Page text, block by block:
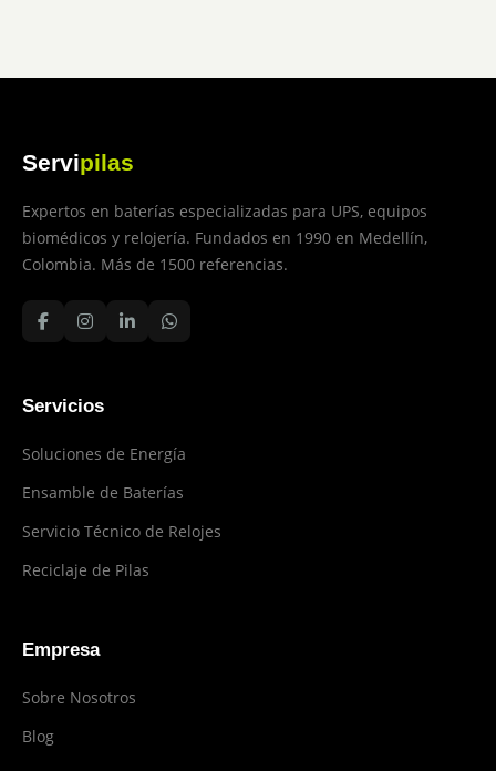
Servipilas
Expertos en baterías especializadas para UPS, equipos
biomédicos y relojería. Fundados en 1990 en Medellín,
Colombia. Más de 1500 referencias.
Servicios
Soluciones de Energía
Ensamble de Baterías
Servicio Técnico de Relojes
Reciclaje de Pilas
Empresa
Sobre Nosotros
Blog